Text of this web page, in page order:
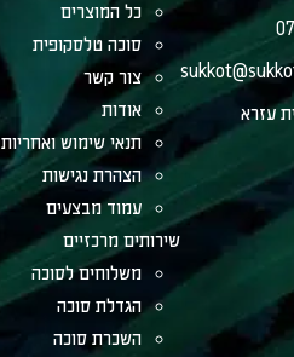
כל המוצרים
סוכה טלסקופית
צור קשר
אודות
תנאי שימוש ואחריות
הצהרת נגישות
עמוד מבצעים
שירותים מרכזיים
משלוחים לסוכה
הגדלת סוכה
השכרת סוכה